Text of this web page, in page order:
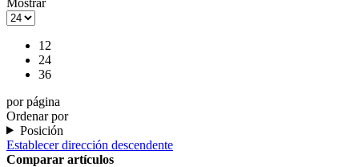
12
24
36
por página
Ordenar por
Posición
Establecer dirección descendente
Comparar artículos